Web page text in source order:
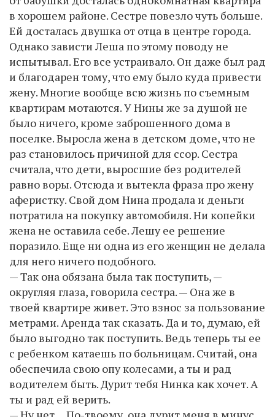
в хорошем районе. Сестре повезло чуть больше.
Ей досталась двушка от отца в центре города.
Однако зависти Леша по этому поводу не
испытывал. Его все устраивало. Он даже был рад
и благодарен тому, что ему было куда привести
жену. Многие вообще всю жизнь по съемным
квартирам мотаются. У Нины же за душой не
было ничего, кроме заброшенного дома в
поселке. Выросла жена в детском доме, что не
раз становилось причиной для ссор. Сестра
считала, что дети, выросшие без родителей
равно воры. Отсюда и вытекла фраза про жену
аферистку. Свой дом Нина продала и деньги
потратила на покупку автомобиля. Ни копейки
жена не оставила себе. Лешу ее решение
поразило. Еще ни одна из его женщин не делала
для него ничего подобного.
— Так она обязана была так поступить, —
округляя глаза, говорила сестра. — Она же в
твоей квартире живет. Это взнос за пользование
метрами. Аренда так сказать. Да и то, думаю, ей
было выгодно так поступить. Ведь теперь ты ее
с ребенком катаешь по больницам. Считай, она
обеспечила свою опу колесами, а ты и рад
водителем быть. Дурит тебя Нинка как хочет. А
ты и рад ей верить.